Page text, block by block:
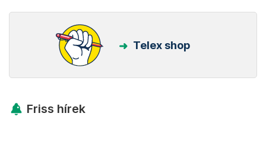
Telex shop
Friss hírek